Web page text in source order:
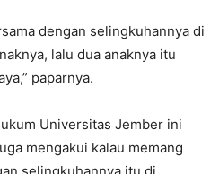
dengan selingkuhannya di
lalu dua anaknya itu
paparnya.
Universitas Jember ini
mengakui kalau memang
selingkuhannya itu di